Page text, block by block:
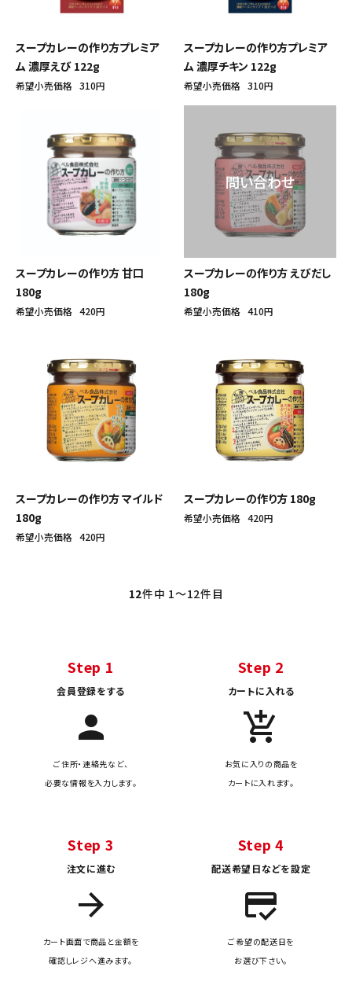
スープカレーの作り方プレミア
ム 濃厚えび 122g
希望小売価格 310円
スープカレーの作り方プレミア
ム 濃厚チキン 122g
希望小売価格 310円
スープカレーの作り方 甘口
180g
希望小売価格 420円
スープカレーの作り方 えびだし
180g
希望小売価格 410円
スープカレーの作り方 マイルド
180g
希望小売価格 420円
スープカレーの作り方 180g
希望小売価格 420円
12件中 1〜12件目
Step 1
会員登録をする
person
ご住所・連絡先など、
必要な情報を入力します。
Step 2
カートに入れる
add_shopping_cart
お気に入りの商品を
カートに入れます。
Step 3
注文に進む
arrow_forward
カート画面で商品と金額を
確認しレジへ進みます。
Step 4
配送希望日などを設定
credit_score
ご希望の配送日を
お選び下さい。